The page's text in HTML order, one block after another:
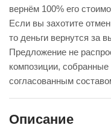
вернём 100% его
Если вы захотите
то деньги вернутся за
Предложение не
композиции,
согласованным
Описание